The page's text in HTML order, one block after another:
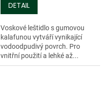
DETAIL
Voskové leštidlo s gumovou
kalafunou vytváří vynikající
vodoodpudivý povrch. Pro
vnitřní použití a lehké až...